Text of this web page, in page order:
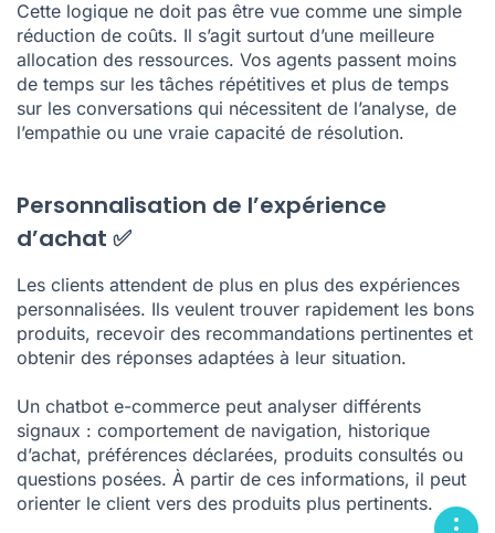
Cette logique ne doit pas être vue comme une simple
réduction de coûts. Il s’agit surtout d’une meilleure
allocation des ressources. Vos agents passent moins
de temps sur les tâches répétitives et plus de temps
sur les conversations qui nécessitent de l’analyse, de
l’empathie ou une vraie capacité de résolution.
Personnalisation de l’expérience
d’achat ✅
Les clients attendent de plus en plus des expériences
personnalisées. Ils veulent trouver rapidement les bons
produits, recevoir des recommandations pertinentes et
obtenir des réponses adaptées à leur situation.
Un chatbot e-commerce peut analyser différents
signaux : comportement de navigation, historique
d’achat, préférences déclarées, produits consultés ou
questions posées. À partir de ces informations, il peut
orienter le client vers des produits plus pertinents.